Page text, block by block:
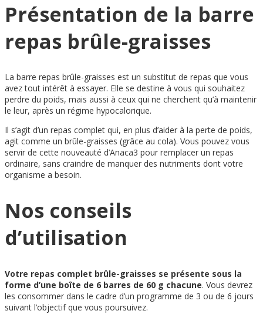
Présentation de la barre
repas brûle-graisses
La barre repas brûle-graisses est un substitut de repas que vous
avez tout intérêt à essayer. Elle se destine à vous qui souhaitez
perdre du poids, mais aussi à ceux qui ne cherchent qu’à maintenir
le leur, après un régime hypocalorique.
Il s’agit d’un repas complet qui, en plus d’aider à la perte de poids,
agit comme un brûle-graisses (grâce au cola). Vous pouvez vous
servir de cette nouveauté d’Anaca3 pour remplacer un repas
ordinaire, sans craindre de manquer des nutriments dont votre
organisme a besoin.
Nos conseils
d’utilisation
Votre repas complet brûle-graisses se présente sous la
forme d’une boîte de 6 barres de 60 g chacune. Vous devrez
les consommer dans le cadre d’un programme de 3 ou de 6 jours
suivant l’objectif que vous poursuivez.